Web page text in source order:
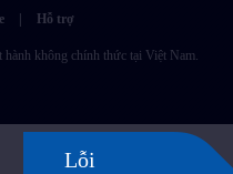
Hỗ trợ
hành không chính thức tại Việt Nam.
Lỗi